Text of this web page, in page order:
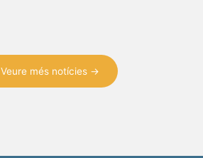
Veure més notícies →